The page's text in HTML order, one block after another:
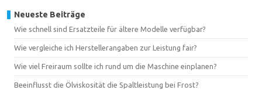
Neueste Beiträge
Wie schnell sind Ersatzteile für ältere Modelle verfügbar?
Wie vergleiche ich Herstellerangaben zur Leistung fair?
Wie viel Freiraum sollte ich rund um die Maschine einplanen?
Beeinflusst die Ölviskosität die Spaltleistung bei Frost?